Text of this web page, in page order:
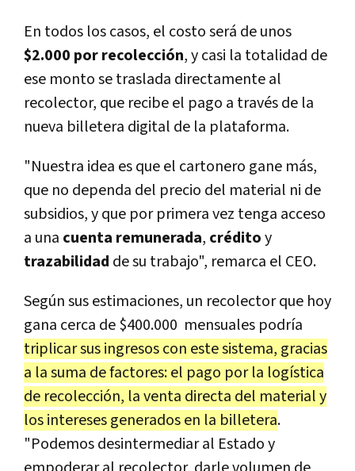
En todos los casos, el costo será de unos
$2.000 por recolección, y casi la totalidad de
ese monto se traslada directamente al
recolector, que recibe el pago a través de la
nueva billetera digital de la plataforma.
"Nuestra idea es que el cartonero gane más,
que no dependa del precio del material ni de
subsidios, y que por primera vez tenga acceso
a una cuenta remunerada, créditoy
trazabilidad de su trabajo", remarca el CEO.
Según sus estimaciones, un recolector que hoy
gana cerca de $400.000 mensuales podría
triplicar sus ingresos con este sistema, gracias
a la suma de factores: el pago por la logística
de recolección, la venta directa del material y
los intereses generados en la billetera.
"Podemos desintermediar al Estado y